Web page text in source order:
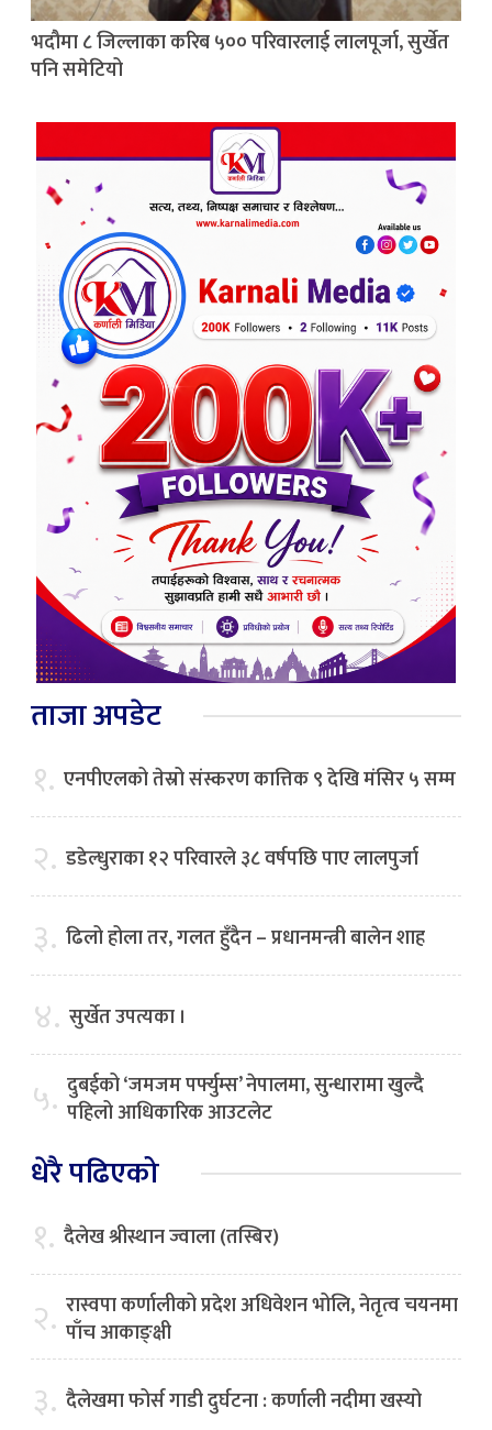
भदौमा ८ जिल्लाका करिब ५०० परिवारलाई लालपूर्जा, सुर्खेत
पनि समेटियो
ताजा अपडेट
१. एनपीएलको तेस्रो संस्करण कात्तिक ९ देखि मंसिर ५ सम्म
२. डडेल्धुराका १२ परिवारले ३८ वर्षपछि पाए लालपुर्जा
३. ढिलो होला तर, गलत हुँदैन – प्रधानमन्त्री बालेन शाह
४. सुर्खेत उपत्यका ।
५. दुबईको ‘जमजम पर्फ्युम्स’ नेपालमा, सुन्धारामा खुल्दै
पहिलो आधिकारिक आउटलेट
धेरै पढिएको
१. दैलेख श्रीस्थान ज्वाला (तस्बिर)
२. रास्वपा कर्णालीको प्रदेश अधिवेशन भोलि, नेतृत्व चयनमा
पाँच आकाङ्क्षी
३. दैलेखमा फोर्स गाडी दुर्घटना : कर्णाली नदीमा खस्यो